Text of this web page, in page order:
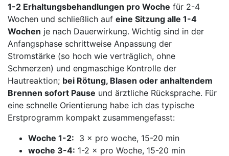
1-2 Erhaltungsbehandlungen pro Woche für 2-4
Wochen und ⁣schließlich‍ auf⁢ eine Sitzung alle‍ 1-4
Wochen je nach Dauerwirkung. Wichtig⁢ sind in ​der
Anfangsphase schrittweise Anpassung ⁣der⁣
Stromstärke (so hoch wie verträglich, ohne
Schmerzen) und engmaschige Kontrolle der
Hautreaktion; bei Rötung, Blasen oder anhaltendem
⁣Brennen sofort Pause und ärztliche Rücksprache. ⁤Für
eine schnelle Orientierung‍ habe⁤ ich das typische
Erstprogramm kompakt zusammengefasst:
Woche⁣ 1-2: ‌ 3 × pro woche, ​15-20 min
woche 3-4: 1-2 × pro ⁣Woche,⁢ 15-20 min